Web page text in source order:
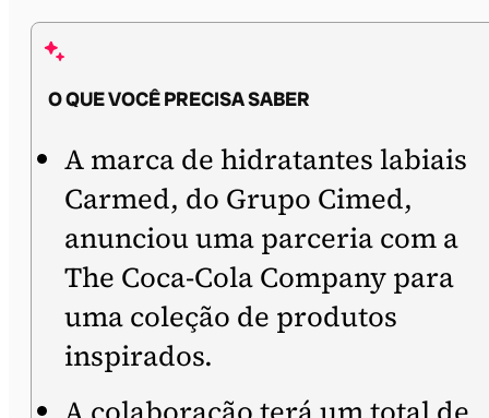
O QUE VOCÊ PRECISA SABER
A marca de hidratantes labiais
Carmed, do Grupo Cimed,
anunciou uma parceria com a
The Coca-Cola Company para
uma coleção de produtos
inspirados.